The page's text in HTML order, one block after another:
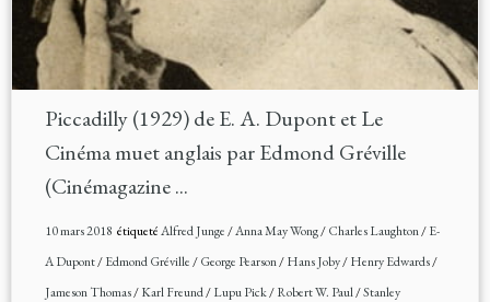
Piccadilly (1929) de E. A. Dupont et Le
Cinéma muet anglais par Edmond Gréville
(Cinémagazine ...
10 mars 2018 étiquetéAlfred Junge/Anna May Wong/Charles Laughton/E-
A Dupont/Edmond Gréville/George Pearson/Hans Joby/Henry Edwards/
Jameson Thomas/Karl Freund/Lupu Pick/Robert W. Paul/Stanley